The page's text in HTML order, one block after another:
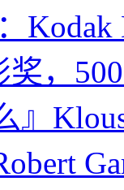
奖，
』